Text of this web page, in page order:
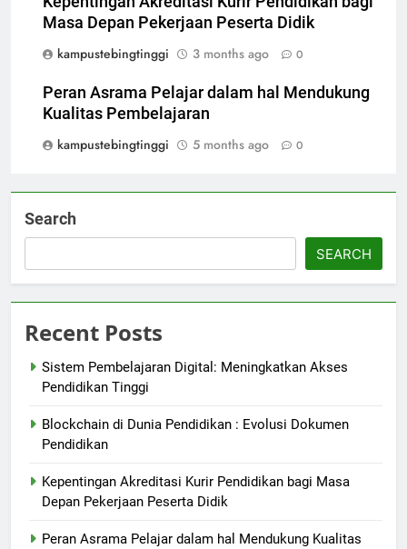
Masa Depan Pekerjaan Peserta Didik
kampustebingtinggi
3 months ago 0
Peran Asrama Pelajar dalam hal Mendukung
Kualitas Pembelajaran
kampustebingtinggi
5 months ago 0
Search
SEARCH
Recent Posts
Sistem Pembelajaran Digital: Meningkatkan Akses
Pendidikan Tinggi
Blockchain di Dunia Pendidikan : Evolusi Dokumen
Pendidikan
Kepentingan Akreditasi Kurir Pendidikan bagi Masa
Depan Pekerjaan Peserta Didik
Peran Asrama Pelajar dalam hal Mendukung Kualitas